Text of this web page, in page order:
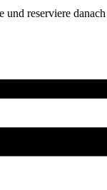
und reserviere